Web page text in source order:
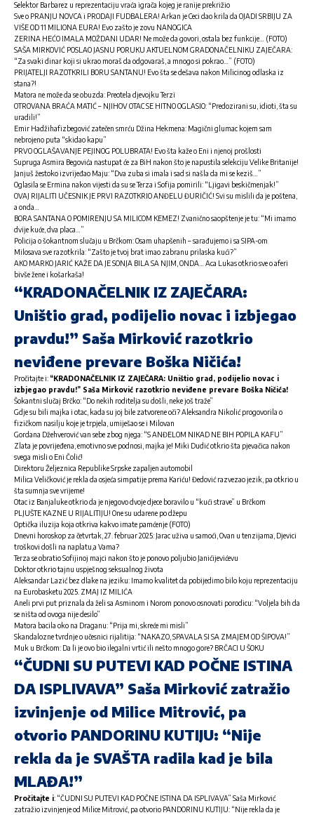
Selektor Barbarez u reprezentaciju vraća igrača kojeg je ranije prekrižio
Sve o PRANJU NOVCA i PRODAJI FUDBALERA! Arkan je Ceci dao krila da OJADI SRBIJU ZA
VIŠE OD 11 MILIONA EURA! Evo zašto je zovu NANOGICA
ZERINA HEĆO IMALA MOŽDANI UDAR! Ne može da govori, ostala bez funkcije… (FOTO)
SAŠA MIRKOVIĆ POSLAO JASNU PORUKU AKTUELNOM GRADONAČELNIKU ZAJEČARA:
“Za svaki dinar koji si ukrao moraš da odgovaraš, a mnogo si pokrao…” (FOTO)
PRIJATELJI RAZOTKRILI BORU SANTANU! Evo šta se dešava nakon Milicinog odlaska iz
stana?!
Matora ne može da se obuzda: Preotela djevojku Terzi
OTROVANA BRAĆA MATIĆ – NJIHOV OTAC SE HITNO OGLASIO: “Predozirani su, idioti, šta su
uradili!”
Emir Hadžihafizbegović zatečen smrću Džina Hekmena: Magični glumac kojem sam
nebrojeno puta “skidao kapu”
PRVO OGLAŠAVANJE PEJINOG POLUBRATA! Evo šta kaže o Eni i njenoj prošlosti
Supruga Asmira Begovića nastupat će za BiH nakon što je napustila selekciju Velike Britanije!
Janjuš žestoko izvrijeđao Maju: “Dva zuba si imala i sad si našla da mi se keziš…”
Oglasila se Ermina nakon vijesti da su se Terza i Sofija pomirili: “Ljigavi beskičmenjak!”
OVAJ RIJALITI UČESNIK JE PRVI RAZOTKRIO ANĐELU ĐURIČIĆ! Svi su mislili da je poštena,
a onda…
BORA SANTANA O POMIRENJU SA MILICOM KEMEZ! Zvanično saopštenje je tu: “Mi imamo
dvije kuće, dva placa…”
Policija o šokantnom slučaju u Brčkom: Osam uhapšenih – sarađujemo i sa SIPA-om
Milosava sve razotkrila: “Zašto je tvoj brat imao zabranu prilaska kući?”
AKO MARKO JARIĆ KAŽE DA JE SONJA BILA SA NJIM, ONDA… Aca Lukas otkrio sve o aferi
bivše žene i košarkaša!
“KRADONAČELNIK IZ ZAJEČARA:
Uništio grad, podijelio novac i izbjegao
pravdu!” Saša Mirković razotkrio
neviđene prevare Boška Ničića!
Pročitajte i: “KRADONAČELNIK IZ ZAJEČARA: Uništio grad, podijelio novac i
izbjegao pravdu!” Saša Mirković razotkrio neviđene prevare Boška Ničića!
Šokantni slučaj Brčko: “Do nekih roditelja su došli, neke još traže”
Gdje su bili majka i otac, kada su joj bile zatvorene oči? Aleksandra Nikolić progovorila o
fizičkom nasilju koje je trpjela, umiješao se i Milovan
Gordana Džehverović van sebe zbog njega: “S ANĐELOM NIKAD NE BIH POPILA KAFU”
Zlata je povrijeđena, emotivno sve podnosi, majka je! Miki Dudić otkrio šta pjevačica nakon
svega misli o Eni Čolić!
Direktoru Željeznica Republike Srpske zapaljen automobil
Milica Veličković je rekla da osjeća simpatije prema Kariću! Đedović razvezao jezik, pa otkrio u
šta sumnja sve vrijeme!
Otac iz Banjaluke otkrio da je njegovo dvoje djece boravilo u “kući strave” u Brčkom
PLJUŠTE KAZNE U RIJALITIJU! One su udarene po džepu
Optička iluzija koja otkriva kakvo imate pamćenje (FOTO)
Dnevni horoskop za četvrtak, 27. februar 2025: Jarac uživa u samoći, Ovan u tenzijama, Djevici
troškovi došli na naplatu,a Vama?
Terza se obratio Sofijinoj majci nakon što je ponovo poljubio Janićijevićevu
Doktor otkrio tajnu uspješnog seksualnog života
Aleksandar Lazić bez dlake na jeziku: Imamo kvalitet da pobijedimo bilo koju reprezentaciju
na Eurobasketu 2025. ZMAJ IZ MILIĆA
Aneli prvi put priznala da želi sa Asminom i Norom ponovo osnovati porodicu: “Voljela bih da
se ništa od ovoga nije desilo”
Matora bacila oko na Draganu: “Prija mi, skreće mi misli”
Skandalozne tvrdnje o učesnici rijalitija: “NAKAZO, SPAVALA SI SA ZMAJEM OD ŠIPOVA!”
Muk u Brčkom: Da li je ovo bio ilegalni vrtić ili nešto mnogo gore? BRČACI U ŠOKU
“ČUDNI SU PUTEVI KAD POČNE ISTINA
DA ISPLIVAVA” Saša Mirković zatražio
izvinjenje od Milice Mitrović, pa
otvorio PANDORINU KUTIJU: “Nije
rekla da je SVAŠTA radila kad je bila
MLAĐA!”
Pročitajte i: “ČUDNI SU PUTEVI KAD POČNE ISTINA DA ISPLIVAVA” Saša Mirković
zatražio izvinjenje od Milice Mitrović, pa otvorio PANDORINU KUTIJU: “Nije rekla da je